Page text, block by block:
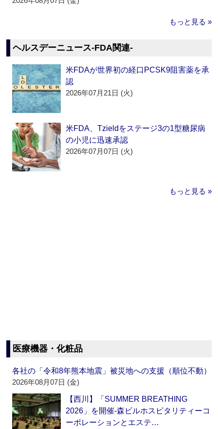
もっと見る »
ヘルスデーニュース‐FDA関連‐
米FDAが世界初の経口PCSK9阻害薬を承
認
2026年07月21日 (火)
米FDA、Tzieldをステージ3の1型糖尿病
の小児に迅速承認
2026年07月07日 (火)
もっと見る »
医療機器・化粧品
各社の「令和8年熊本地震」被災地への支援（順位不動）
2026年08月07日 (金)
【西川】「SUMMER BREATHING
2026」を開催‐森ビルホスピタリティーコ
ーポレーションとエステ…